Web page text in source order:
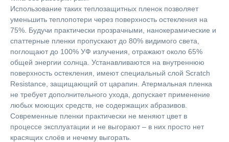
Использование таких теплозащитных пленок позволяет
уменьшить теплопотери через поверхность остекления на
75%. Будучи практически прозрачными, нанокерамические и
спаттерные пленки пропускают до 80% видимого света,
поглощают до 100% УФ излучения, отражают около 65%
общей энергии солнца. Устанавливаются на внутреннюю
поверхность остекления, имеют специальный слой Scratch
Resistance, защищающий от царапин. Атермальная пленка
не требует дополнительного ухода, допускает применение
любых моющих средств, не содержащих абразивов.
Современные пленки практически не меняют цвет в
процессе эксплуатации и не выгорают – в них просто нет
красящих слоёв и нечему выгорать.